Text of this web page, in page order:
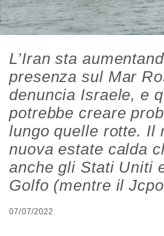
L’Iran sta
presenza sul Mar
denuncia Israele, e
potrebbe creare
lungo quelle rotte. Il
nuova estate calda
anche gli Stati Uniti
Golfo (mentre il
07/07/2022